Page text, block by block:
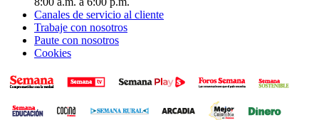
Canales de servicio al cliente
Trabaje con nosotros
Paute con nosotros
Cookies